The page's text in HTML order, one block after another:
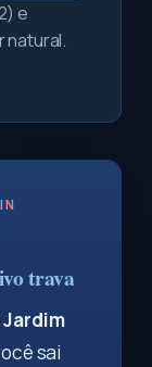
e
natural.
trava
sai